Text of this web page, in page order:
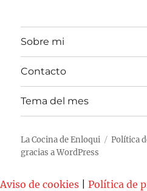
Sobre mi
Contacto
Tema del mes
La Cocina de Enloqui Política
gracias a WordPress
Aviso de cookies Política de